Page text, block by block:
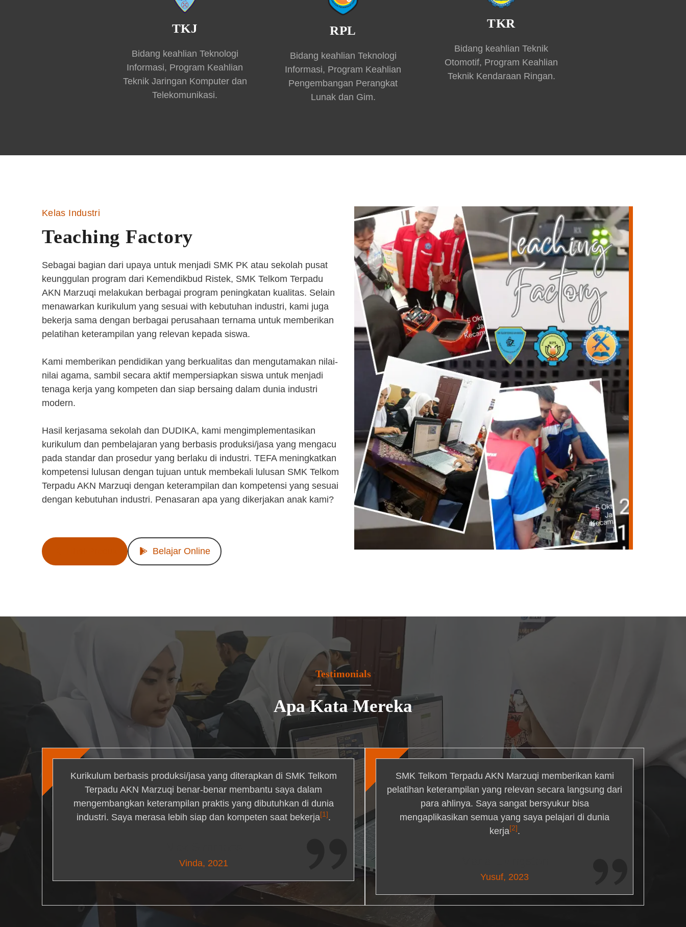
TKJ
Bidang keahlian Teknologi
Informasi, Program Keahlian
Teknik Jaringan Komputer dan
Telekomunikasi.
RPL
Bidang keahlian Teknologi
Informasi, Program Keahlian
Pengembangan Perangkat
Lunak dan Gim.
TKR
Bidang keahlian Teknik
Otomotif, Program Keahlian
Teknik Kendaraan Ringan.
Kelas Industri
Teaching Factory
Sebagai bagian dari upaya untuk menjadi SMK PK atau sekolah pusat
keunggulan program dari Kemendikbud Ristek, SMK Telkom Terpadu
AKN Marzuqi melakukan berbagai program peningkatan kualitas. Selain
menawarkan kurikulum yang sesuai with kebutuhan industri, kami juga
bekerja sama dengan berbagai perusahaan ternama untuk memberikan
pelatihan keterampilan yang relevan kepada siswa.
Kami memberikan pendidikan yang berkualitas dan mengutamakan nilai-
nilai agama, sambil secara aktif mempersiapkan siswa untuk menjadi
tenaga kerja yang kompeten dan siap bersaing dalam dunia industri
modern.
Hasil kerjasama sekolah dan DUDIKA, kami mengimplementasikan
kurikulum dan pembelajaran yang berbasis produksi/jasa yang mengacu
pada standar dan prosedur yang berlaku di industri. TEFA meningkatkan
kompetensi lulusan dengan tujuan untuk membekali lulusan SMK Telkom
Terpadu AKN Marzuqi dengan keterampilan dan kompetensi yang sesuai
dengan kebutuhan industri. Penasaran apa yang dikerjakan anak kami?
Belajar Online
Testimonials
Apa Kata Mereka
Kurikulum berbasis produksi/jasa yang diterapkan di SMK Telkom
Terpadu AKN Marzuqi benar-benar membantu saya dalam
mengembangkan keterampilan praktis yang dibutuhkan di dunia
industri. Saya merasa lebih siap dan kompeten saat bekerja[1].
Vinda, 2021
SMK Telkom Terpadu AKN Marzuqi memberikan kami
pelatihan keterampilan yang relevan secara langsung dari
para ahlinya. Saya sangat bersyukur bisa
mengaplikasikan semua yang saya pelajari di dunia
kerja[2].
Yusuf, 2023